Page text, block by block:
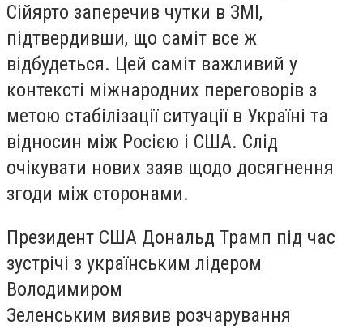
Сійярто заперечив чутки в ЗМІ,
підтвердивши, що саміт все ж
відбудеться. Цей саміт важливий у
контексті міжнародних переговорів з
метою стабілізації ситуації в Україні та
відносин між Росією і США. Слід
очікувати нових заяв щодо досягнення
згоди між сторонами.
Президент США Дональд Трамп під час
зустрічі з українським лідером
Володимиром
Зеленським виявив розчарування